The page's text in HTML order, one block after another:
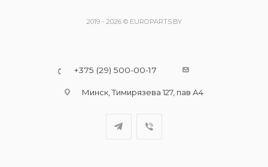
2019 - 2026 © EUROPARTS.BY
+375 (29) 500-00-17
Минск, Тимирязева 127, пав А4